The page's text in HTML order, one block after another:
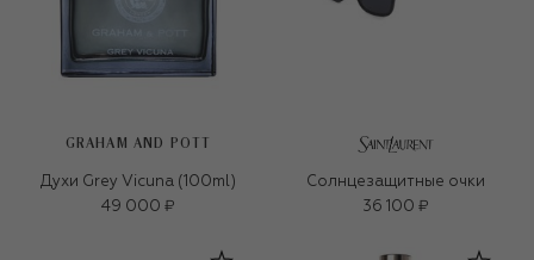
GRAHAM AND POTT
Духи Grey Vicuna (100ml)
49 000 ₽
Солнцезащитные очки
36 100 ₽